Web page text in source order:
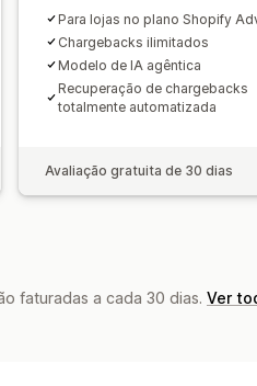
Para lojas no plano Shopify
Chargebacks ilimitados
Modelo de IA agêntica
Recuperação de chargebacks
totalmente automatizada
Avaliação gratuita de 30 dias
faturadas a cada 30 dias. Ver